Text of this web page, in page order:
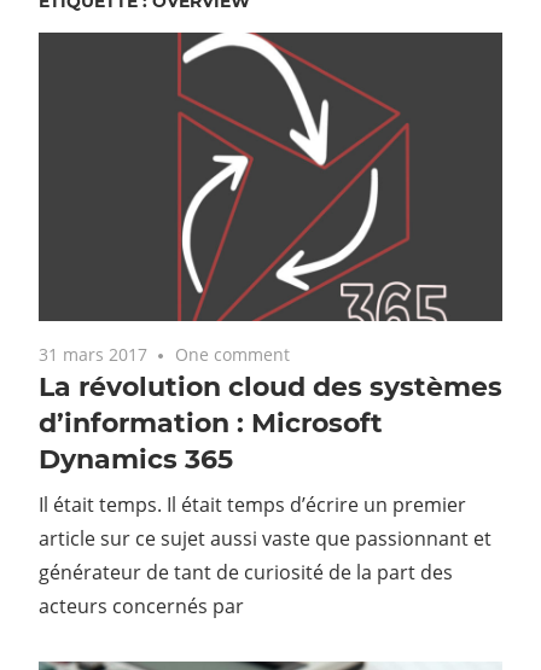
31 mars 2017 One comment
La révolution cloud des systèmes
d’information : Microsoft
Dynamics 365
Il était temps. Il était temps d’écrire un premier
article sur ce sujet aussi vaste que passionnant et
générateur de tant de curiosité de la part des
acteurs concernés par